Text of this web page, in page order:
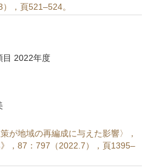
，頁521–524。
目 2022年度
が地域の再編成に与えた影響〉，
》，87：797（2022.7），頁1395–